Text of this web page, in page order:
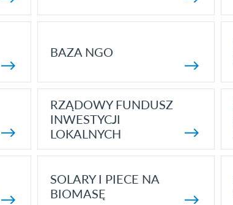
BAZA NGO
RZĄDOWY FUNDUSZ
INWESTYCJI
LOKALNYCH
SOLARY I PIECE NA
BIOMASĘ